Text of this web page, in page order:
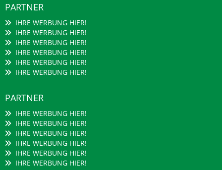
PARTNER
IHRE WERBUNG HIER!
IHRE WERBUNG HIER!
IHRE WERBUNG HIER!
IHRE WERBUNG HIER!
IHRE WERBUNG HIER!
IHRE WERBUNG HIER!
PARTNER
IHRE WERBUNG HIER!
IHRE WERBUNG HIER!
IHRE WERBUNG HIER!
IHRE WERBUNG HIER!
IHRE WERBUNG HIER!
IHRE WERBUNG HIER!